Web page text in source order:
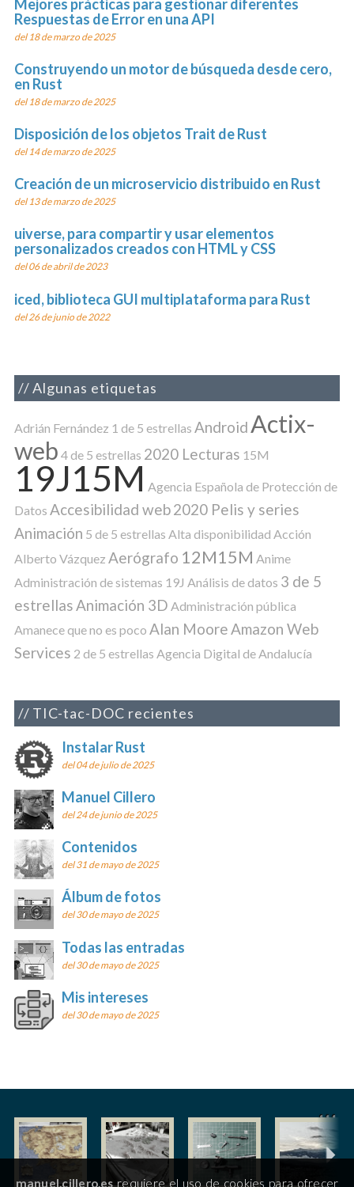
Mejores prácticas para gestionar diferentes
Respuestas de Error en una API
del 18 de marzo de 2025
Construyendo un motor de búsqueda desde cero,
en Rust
del 18 de marzo de 2025
Disposición de los objetos Trait de Rust
del 14 de marzo de 2025
Creación de un microservicio distribuido en Rust
del 13 de marzo de 2025
uiverse, para compartir y usar elementos
personalizados creados con HTML y CSS
del 06 de abril de 2023
iced, biblioteca GUI multiplataforma para Rust
del 26 de junio de 2022
Algunas etiquetas
Adrián Fernández 1 de 5 estrellas AndroidActix-
web 4 de 5 estrellas 2020 Lecturas 15M
19J15M Agencia Española de Protección de
Datos Accesibilidad web2020 Pelis y series
Animación 5 de 5 estrellas Alta disponibilidad Acción
Alberto Vázquez Aerógrafo 12M15M Anime
Administración de sistemas 19J Análisis de datos 3 de 5
estrellasAnimación 3D Administración pública
Amanece que no es poco Alan MooreAmazon Web
Services 2 de 5 estrellas Agencia Digital de Andalucía
TIC-tac-DOC recientes
Instalar Rust
del 04 de julio de 2025
Manuel Cillero
del 24 de junio de 2025
Contenidos
del 31 de mayo de 2025
Álbum de fotos
del 30 de mayo de 2025
Todas las entradas
del 30 de mayo de 2025
Mis intereses
del 30 de mayo de 2025
manuel.cillero.esrequiere el uso de cookies para ofrecer